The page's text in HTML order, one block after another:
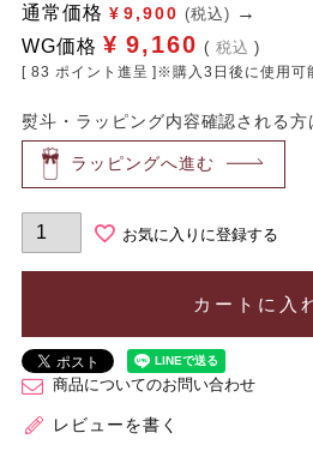
通常価格 ¥ 9,900 (税込)
WG価格 ¥ 9,160 税込
[ 83 ポイント進呈 ]※購入3日後に使用可
熨斗・ラッピング内容確認される方
ラッピングへ進む
お気に入りに登録する
カートに入
商品についてのお問い合わせ
レビューを書く